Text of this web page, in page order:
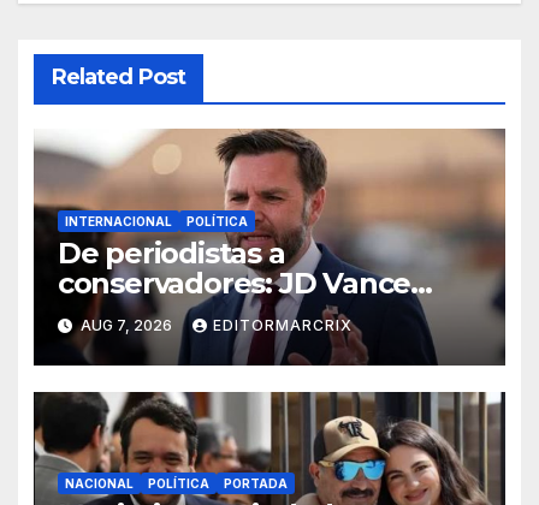
Related Post
INTERNACIONAL POLÍTICA
De periodistas a
conservadores: JD Vance
intensifica sus ataques desde
las redes
AUG 7, 2026 EDITORMARCRIX
NACIONAL POLÍTICA PORTADA